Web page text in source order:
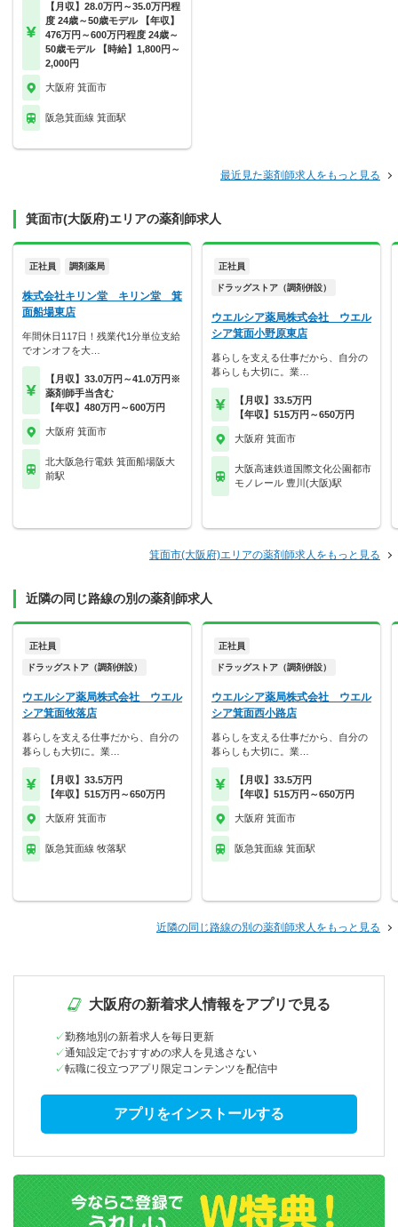
【月収】28.0万円～35.0万円程
度 24歳～50歳モデル 【年収】
476万円～600万円程度 24歳～
50歳モデル 【時給】1,800円～
2,000円
大阪府 箕面市
阪急箕面線 箕面駅
最近見た薬剤師求人をもっと見る
箕面市(大阪府)エリアの薬剤師求人
正社員 調剤薬局
株式会社キリン堂 キリン堂 箕
面船場東店
年間休日117日！残業代1分単位支給
でオンオフを大…
【月収】33.0万円～41.0万円※
薬剤師手当含む
【年収】480万円～600万円
大阪府 箕面市
北大阪急行電鉄 箕面船場阪大
前駅
正社員
ドラッグストア（調剤併設）
ウエルシア薬局株式会社 ウエル
シア箕面小野原東店
暮らしを支える仕事だから、自分の
暮らしも大切に。業…
【月収】33.5万円
【年収】515万円～650万円
大阪府 箕面市
大阪高速鉄道国際文化公園都市
モノレール 豊川(大阪)駅
箕面市(大阪府)エリアの薬剤師求人をもっと見る
近隣の同じ路線の別の薬剤師求人
正社員
ドラッグストア（調剤併設）
ウエルシア薬局株式会社 ウエル
シア箕面牧落店
暮らしを支える仕事だから、自分の
暮らしも大切に。業…
【月収】33.5万円
【年収】515万円～650万円
大阪府 箕面市
阪急箕面線 牧落駅
正社員
ドラッグストア（調剤併設）
ウエルシア薬局株式会社 ウエル
シア箕面西小路店
暮らしを支える仕事だから、自分の
暮らしも大切に。業…
【月収】33.5万円
【年収】515万円～650万円
大阪府 箕面市
阪急箕面線 箕面駅
近隣の同じ路線の別の薬剤師求人をもっと見る
大阪府の新着求人情報をアプリで見る
勤務地別の新着求人を毎日更新
通知設定でおすすめの求人を見逃さない
転職に役立つアプリ限定コンテンツを配信中
アプリをインストールする